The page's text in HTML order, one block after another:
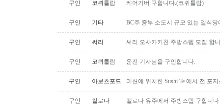
구인 코퀴틀람 케어기버 구합니다.(코퀴틀람)
구인 기타 BC주 중부 소도시 규모 있는 일식
구인 써리 써리 오사카키친 주방스텝 모집 합
구인 코퀴틀람 운전 기사님을 구인합니다.
구인 아보츠포드 미션에 위치한 Sushi Te 에서 전 포
구인 킬로나 캘로나 유주에서 주방스텝 구합니다